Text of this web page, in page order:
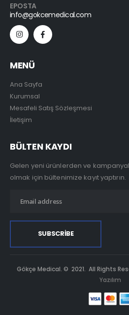
EPOSTA
info@gokcemedical.com
MENÜ
Ana Sayfa
Kurumsal
Mesafeli Satış Sözleşmesi
İletişim
BÜLTEN KAYDI
Gelen yeni ürünlerden ve
olmak için bültenimize kayıt yaptırın.
Gökçe Medical. © 2021. All Rights
Yazılım